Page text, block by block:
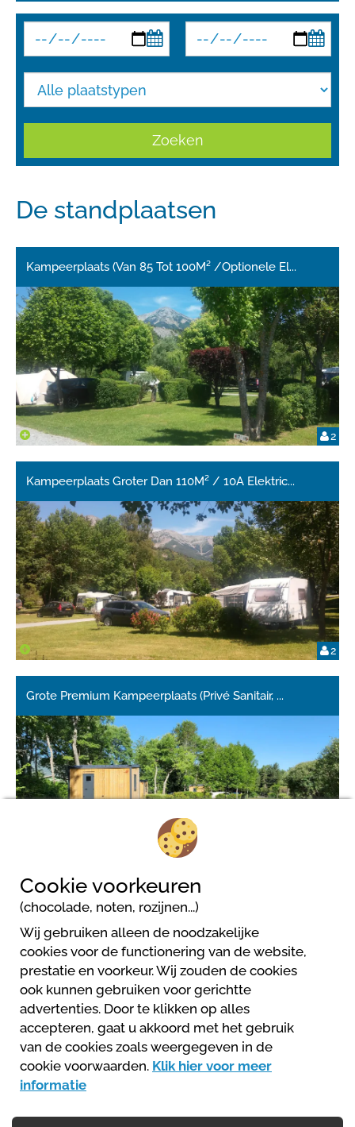
Zoeken
De standplaatsen
2
Kampeerplaats (Van 85 Tot 100M² /Optionele El...
2
Kampeerplaats Groter Dan 110M² / 10A Elektric...
Grote Premium Kampeerplaats (Privé Sanitair, ...
Camping Les Prairies
197 chemin de Charcherie - la Haute Gréyère
04140 Seyne Les Alpes
+33 (0)4 92 35 10 21
info@campinglesprairies.com
Cookie voorkeuren
(chocolade, noten, rozijnen...)
Wij gebruiken alleen de noodzakelijke
cookies voor de functionering van de website,
prestatie en voorkeur. Wij zouden de cookies
ook kunnen gebruiken voor gerichtte
advertenties. Door te klikken op alles
accepteren, gaat u akkoord met het gebruik
van de cookies zoals weergegeven in de
cookie voorwaarden. Klik hier voor meer
informatie